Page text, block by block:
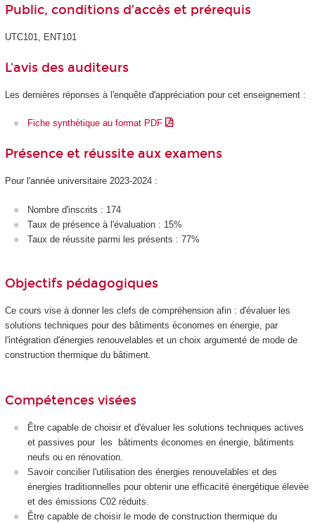
Public, conditions d’accès et prérequis
UTC101, ENT101
L'avis des auditeurs
Les dernières réponses à l'enquête d'appréciation pour cet enseignement :
Fiche synthétique au format PDF
Présence et réussite aux examens
Pour l'année universitaire 2023-2024 :
Nombre d'inscrits : 174
Taux de présence à l'évaluation : 15%
Taux de réussite parmi les présents : 77%
Objectifs pédagogiques
Ce cours vise à donner les clefs de compréhension afin : d'évaluer les
solutions techniques pour des bâtiments économes en énergie, par
l'intégration d'énergies renouvelables et un choix argumenté de mode de
construction thermique du bâtiment.
Compétences visées
Être capable de choisir et d'évaluer les solutions techniques actives
et passives pour les bâtiments économes en énergie, bâtiments
neufs ou en rénovation.
Savoir concilier l'utilisation des énergies renouvelables et des
énergies traditionnelles pour obtenir une efficacité énergétique élevée
et des émissions C02 réduits.
Être capable de choisir le mode de construction thermique du